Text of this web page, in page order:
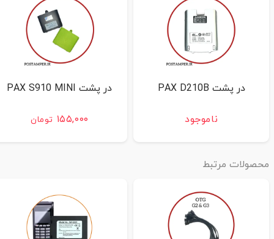
در پشت PAX D210B
ناموجود
در پشت PAX S910 MINI
۱۵۵,۰۰۰ تومان
مرتبط